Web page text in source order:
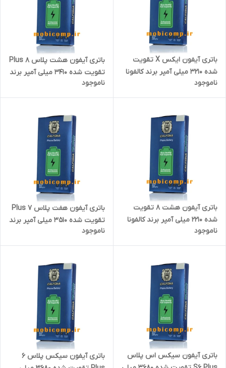
باتری آیفون ایکس X تقویت
شده 3210 میلی آمپر برند کالفونا
به همراه کیت نصب آسان و
چسب فابریک
ناموجود
باتری آیفون هشت پلاس Plus 8
تقویت شده 3410 میلی آمپر برند
کالفونا به همراه کیت نصب آسان
و چسب فابریک
ناموجود
باتری آیفون هشت 8 تقویت
شده 2210 میلی آمپر برند کالفونا
به همراه کیت نصب آسان و
چسب فابریک
ناموجود
باتری آیفون هفت پلاس 7 Plus
تقویت شده 3510 میلی آمپر برند
کالفونا به همراه کیت نصب آسان
و چسب فابریک
ناموجود
باتری آیفون سیکس اس پلاس
باتری آیفون سیکس پلاس 6